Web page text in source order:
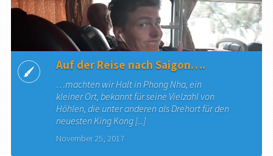
Auf der Reise nach Saigon….
…machten wir Halt in Phong Nha, ein
kleiner Ort, bekannt für seine Vielzahl von
Höhlen, die unter anderen als Drehort für den
neuesten King Kong [...]
November 25, 2017